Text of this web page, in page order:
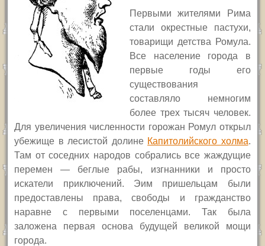
Первыми жителями Рима
стали окрестные пастухи,
товарищи детства Ромула.
Все население города в
первые годы его
существования
составляло немногим
более трех тысяч человек.
Для увеличения численности горожан Ромул открыл
убежище в лесистой долине Капитолийского холма.
Там от соседних народов собрались все жаждущие
перемен — беглые рабы, изгнанники и просто
искатели приключений. Эим пришельцам были
предоставлены права, свободы и гражданство
наравне с первыми поселенцами. Так была
заложена первая основа будущей великой мощи
города.